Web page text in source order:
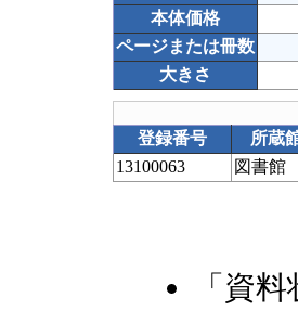
本体価格
ページまたは冊数
大きさ
登録番号
所蔵
13100063
図書館
「資